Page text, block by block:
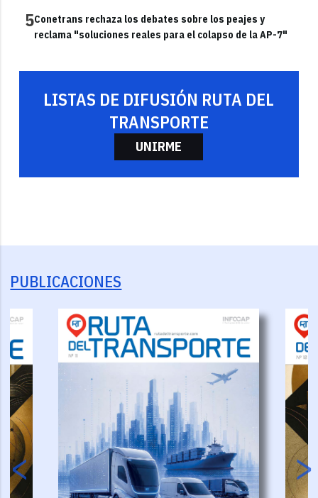
5Conetrans rechaza los debates sobre los peajes y
reclama "soluciones reales para el colapso de la AP-7"
LISTAS DE DIFUSIÓN RUTA DEL
TRANSPORTE
UNIRME
PUBLICACIONES